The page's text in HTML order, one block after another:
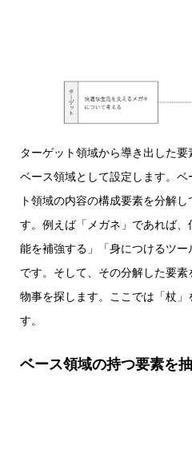
ターゲット領域から導き出した要
ベース領域として設定します。
ト領域の内容の構成要素を分解
す。例えば「メガネ」であれば
能を補強する」「身につけるツ
です。そして、その分解した要
物事を探します。ここでは「杖
す。
ベース領域の持つ要素を